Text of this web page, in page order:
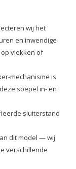
wij het
en inwendige
vlekken of
mechanisme is
soepel in- en
sluiterstand
dit model — wij
verschillende